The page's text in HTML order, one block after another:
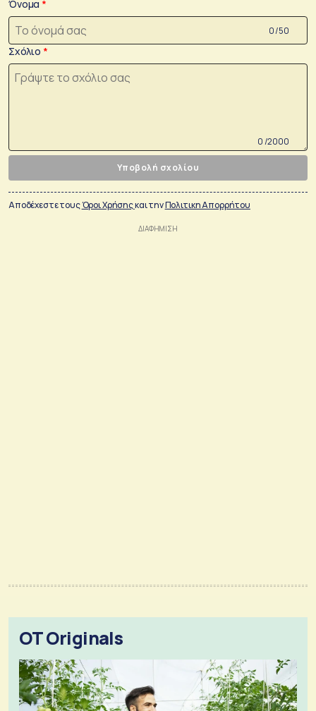
Όνομα
0 /50
Σχόλιο
0 /2000
Υποβολή σχολίου
Αποδέχεστε τουςΌροι Χρήσηςκαι τηνΠολιτικη Απορρήτου
OT Originals